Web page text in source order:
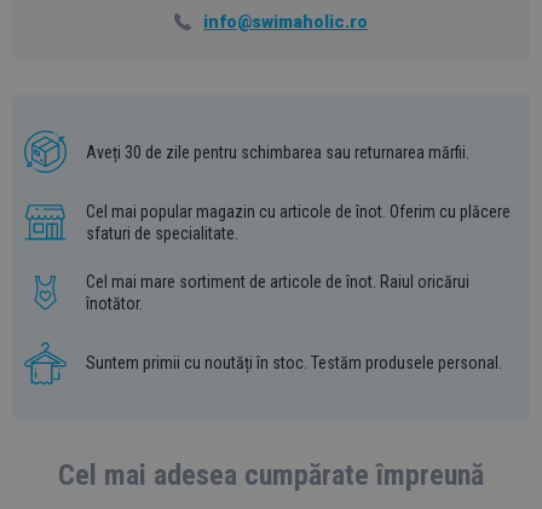
info@swimaholic.ro
Aveți 30 de zile pentru schimbarea sau returnarea mărfii.
Cel mai popular magazin cu articole de înot. Oferim cu plăcere
sfaturi de specialitate.
Cel mai mare sortiment de articole de înot. Raiul oricărui
înotător.
Suntem primii cu noutăți în stoc. Testăm produsele personal.
Cel mai adesea cumpărate împreună